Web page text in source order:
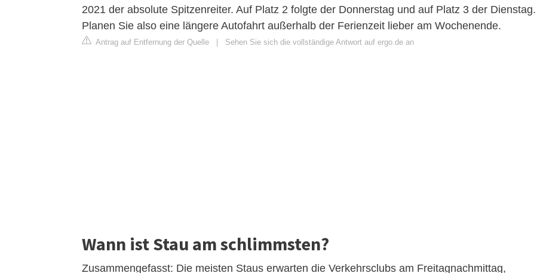
2021 der absolute Spitzenreiter. Auf Platz 2 folgte der Donnerstag und auf Platz 3 der Dienstag.
Planen Sie also eine längere Autofahrt außerhalb der Ferienzeit lieber am Wochenende.
Antrag auf Entfernung der Quelle Sehen Sie sich die vollständige Antwort auf ergo.de an
Wann ist Stau am schlimmsten?
Zusammengefasst: Die meisten Staus erwarten die Verkehrsclubs am Freitagnachmittag,